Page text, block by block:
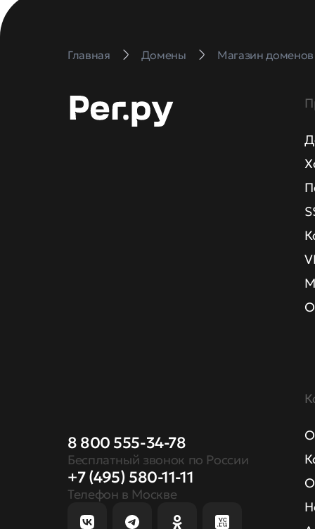
Главная Домены Магазин доменов
8 800 555-34-78
Бесплатный звонок по России
+7 (495) 580-11-11
Телефон в Москве